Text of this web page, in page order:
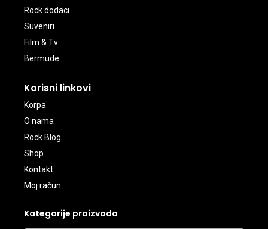
Rock dodaci
Suveniri
Film & Tv
Bermude
Korisni linkovi
Korpa
O nama
Rock Blog
Shop
Kontakt
Moj račun
Kategorije proizvoda